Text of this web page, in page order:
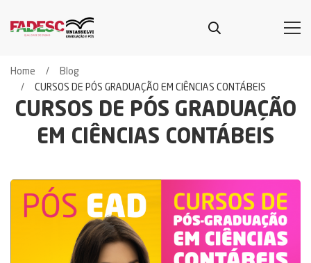
CURSOS DE PÓS GRADUAÇÃO
EM CIÊNCIAS CONTÁBEIS
Home
Blog
CURSOS DE PÓS GRADUAÇÃO EM CIÊNCIAS CONTÁBEIS